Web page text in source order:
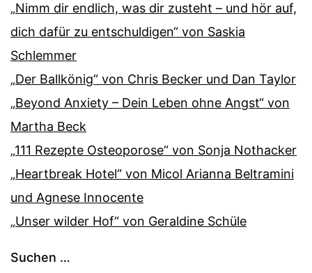
„Nimm dir endlich, was dir zusteht – und hör auf,
dich dafür zu entschuldigen“ von Saskia
Schlemmer
„Der Ballkönig“ von Chris Becker und Dan Taylor
„Beyond Anxiety – Dein Leben ohne Angst“ von
Martha Beck
„111 Rezepte Osteoporose“ von Sonja Nothacker
„Heartbreak Hotel“ von Micol Arianna Beltramini
und Agnese Innocente
„Unser wilder Hof“ von Geraldine Schüle
Suchen …